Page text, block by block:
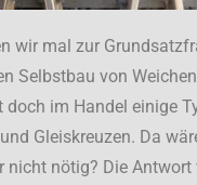
wir mal zur
Selbstbau von
doch im Handel einige
Gleiskreuzen. Da
nicht nötig? Die Antwort